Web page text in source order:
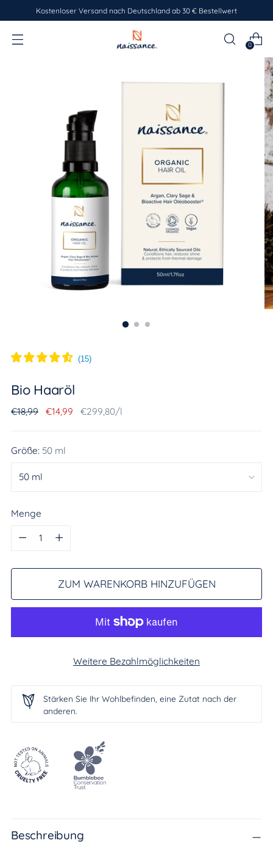
Kostenloser Versand nach Deutschland ab 30 € Bestellwert
0
(15)
Bio Haaröl
Regulärer
€18,99 €14,99 Stückpreis
€299,80/per
l
Größe: 50 ml
Menge
Menge
ZUM WARENKORB HINZUFÜGEN
Weitere Bezahlmöglichkeiten
Stärken Sie Ihr Wohlbefinden, eine Zutat nach der
anderen.
den
Beschreibung